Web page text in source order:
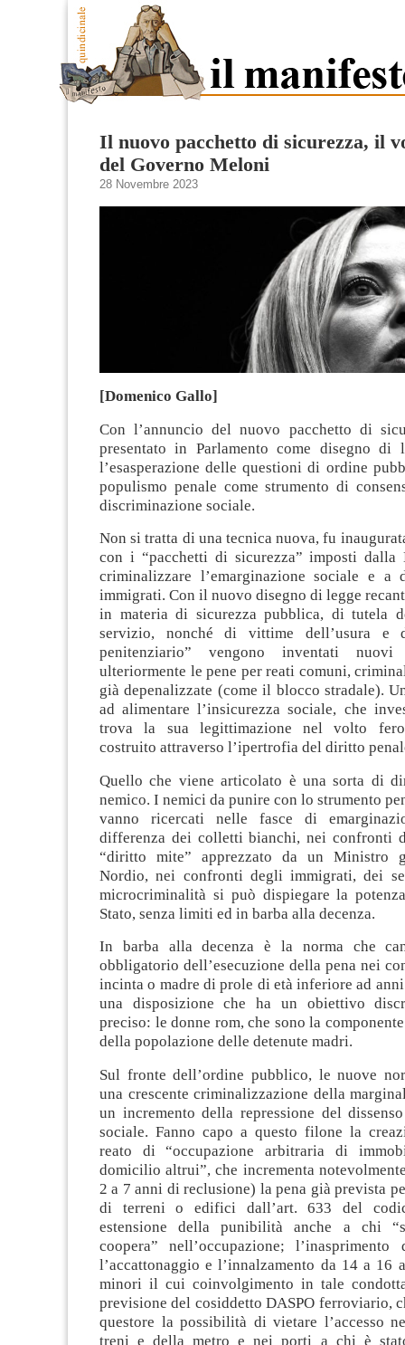
Il nuovo pacchetto di sicurezza, il
del Governo Meloni
28 Novembre 2023
[Domenico Gallo]
Con l’annuncio del nuovo pacchetto di
presentato in Parlamento come disegno di
l’esasperazione delle questioni di ordine
populismo penale come strumento di
discriminazione sociale.
Non si tratta di una tecnica nuova, fu
con i “pacchetti di sicurezza” imposti dalla
criminalizzare l’emarginazione sociale e a
immigrati. Con il nuovo disegno di legge
in materia di sicurezza pubblica, di tutela
servizio, nonché di vittime dell’usura e
penitenziario” vengono inventati
ulteriormente le pene per reati comuni,
già depenalizzate (come il blocco stradale).
ad alimentare l’insicurezza sociale, che
trova la sua legittimazione nel volto
costruito attraverso l’ipertrofia del diritto
Quello che viene articolato è una sorta di
nemico. I nemici da punire con lo strumento
vanno ricercati nelle fasce di
differenza dei colletti bianchi, nei confronti
“diritto mite” apprezzato da un Ministro
Nordio, nei confronti degli immigrati, dei
microcriminalità si può dispiegare la
Stato, senza limiti ed in barba alla decenza.
In barba alla decenza è la norma che
obbligatorio dell’esecuzione della pena nei
incinta o madre di prole di età inferiore ad
una disposizione che ha un obiettivo
preciso: le donne rom, che sono la
della popolazione delle detenute madri.
Sul fronte dell’ordine pubblico, le nuove
una crescente criminalizzazione della
un incremento della repressione del
sociale. Fanno capo a questo filone la
reato di “occupazione arbitraria di
domicilio altrui”, che incrementa
2 a 7 anni di reclusione) la pena già prevista
di terreni o edifici dall’art. 633 del
estensione della punibilità anche a chi
coopera” nell’occupazione;
l’accattonaggio e l’innalzamento da 14 a 16
minori il cui coinvolgimento in tale
previsione del cosiddetto DASPO ferroviario,
questore la possibilità di vietare l’accesso
treni e della metro e nei porti a chi è